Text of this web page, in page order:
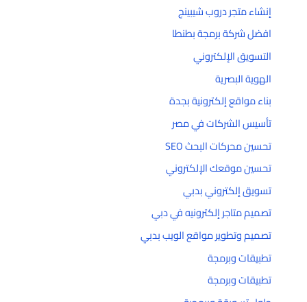
إنشاء متجر دروب شيبينج
افضل شركة برمجة بطنطا
التسويق الإلكتروني
الهوية البصرية
بناء مواقع إلكترونية بجدة
تأسيس الشركات في مصر
تحسين محركات البحث SEO
تحسين موقعك الإلكتروني
تسويق إلكتروني بدبي
تصميم متاجر إلكترونيه في دبي
تصميم وتطوير مواقع الويب بدبي
تطبيقات وبرمجة
تطبيقات وبرمجة